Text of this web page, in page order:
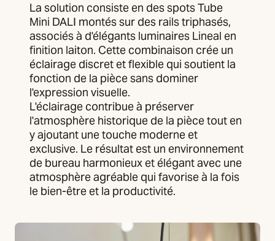
La solution consiste en des spots Tube
Mini DALI montés sur des rails triphasés,
associés à d'élégants luminaires Lineal en
finition laiton. Cette combinaison crée un
éclairage discret et flexible qui soutient la
fonction de la pièce sans dominer
l'expression visuelle.
L'éclairage contribue à préserver
l'atmosphère historique de la pièce tout en
y ajoutant une touche moderne et
exclusive. Le résultat est un environnement
de bureau harmonieux et élégant avec une
atmosphère agréable qui favorise à la fois
le bien-être et la productivité.